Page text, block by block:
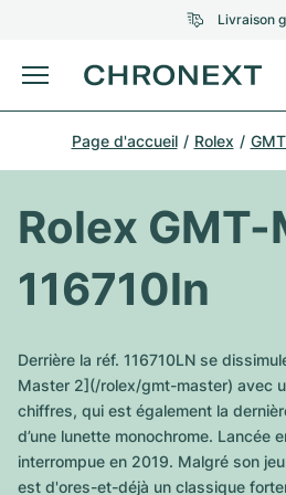
Livraison
Menu
Acheter une montre
UNE SÉLECTION D'EXCEPTION
Modèles les plus vendus
Omega
Tous les modèles Omega
Modèles les plus vendus
Patek Philippe
Tous les modèles Patek Philippe
Modèles les plus vendus
Tous les modèles Audemars Piguet
Cartier
Breitling
Montres d'occasion
Vendre une montre
UNE SÉLECTION D'EXCEPTION
Tiffany
Louis Vuitton
Van Cleef & Arpels
Bvlgari
Nouveautés
Sale
Page d'accueil Rolex
Rolex
116710ln
Derrière la réf. 116710LN se
Master 2](/rolex/gmt-master) avec
chiffres, qui est également la
d’une lunette monochrome. Lancée
interrompue en 2019. Malgré son
est d'ores-et-déjà un classique